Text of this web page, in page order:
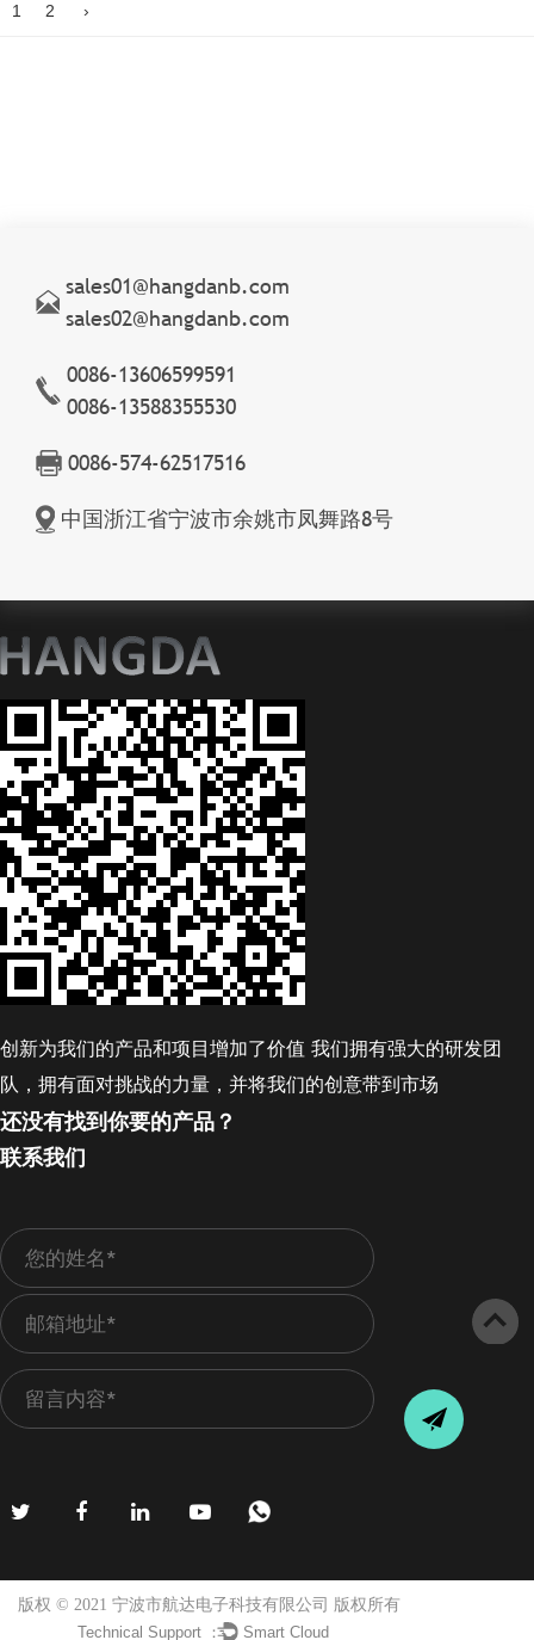
1 2 ›
sales01@hangdanb.com
sales02@hangdanb.com
0086-13606599591
0086-13588355530
0086-574-62517516
中国浙江省宁波市余姚市凤舞路8号
创新为我们的产品和项目增加了价值 我们拥有强大的研发团
队，拥有面对挑战的力量，并将我们的创意带到市场
还没有找到你要的产品？
联系我们
版权 © 2021 宁波市航达电子科技有限公司 版权所有
Technical Support ： Smart Cloud